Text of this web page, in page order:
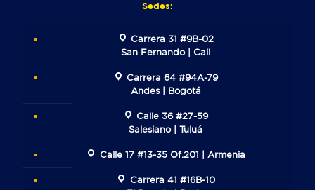
Sedes:
Carrera 31 #9B-02
San Fernando | Cali
Carrera 64 #94A-79
Andes | Bogotá
Calle 36 #27-59
Salesiano | Tuluá
Calle 17 #13-35 Of.201 | Armenia
Carrera 41 #16B-10